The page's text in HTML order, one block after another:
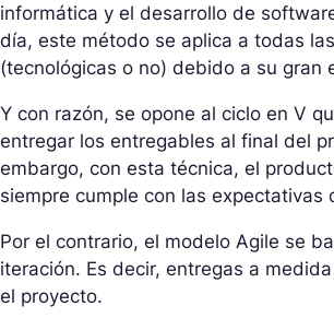
informática y el desarrollo de
día, este método se aplica a todas
(tecnológicas o no) debido a su gran
Y con razón, se opone al ciclo en V
entregar los entregables al final del
embargo, con esta técnica, el
siempre cumple con las expectativas
Por el contrario, el modelo Agile se
iteración. Es decir, entregas a
el proyecto.